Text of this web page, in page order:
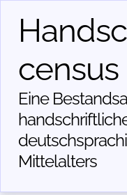
census
Eine
Mittelalters